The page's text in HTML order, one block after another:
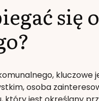
się
osoba